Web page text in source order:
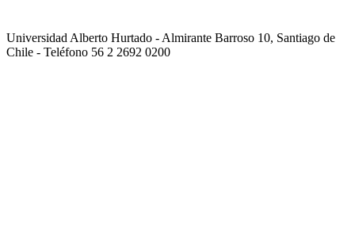
Universidad Alberto Hurtado - Almirante Barroso 10, Santiago de
Chile - Teléfono 56 2 2692 0200